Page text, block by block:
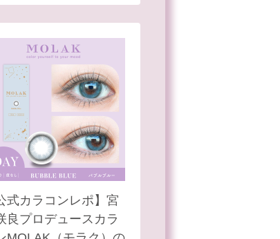
式カラコンレポ】宮
良プロデュースカラ